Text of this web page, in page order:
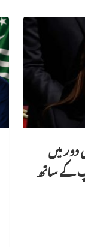
میں
کے ساتھ